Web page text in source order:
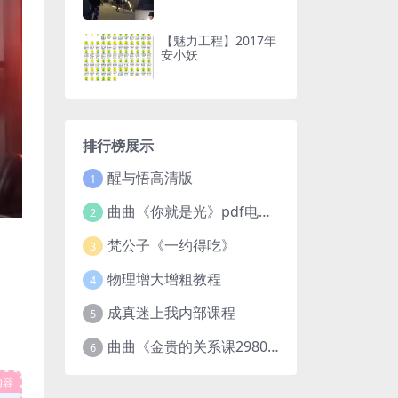
【魅力工程】2017年
安小妖
排行榜展示
1 醒与悟高清版
2 曲曲《你就是光》pdf电子版
3 梵公子《一约得吃》
4 物理增大增粗教程
5 成真迷上我内部课程
6 曲曲《金贵的关系课2980》